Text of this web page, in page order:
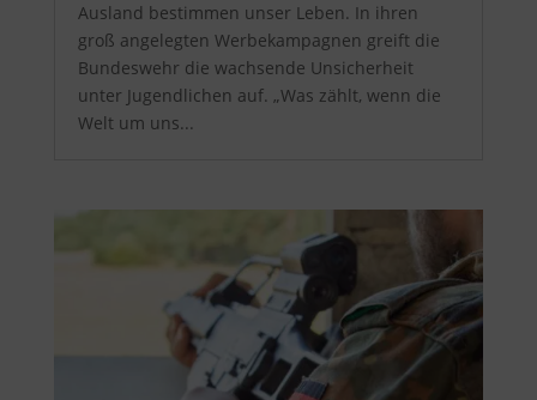
Ausland bestimmen unser Leben. In ihren
groß angelegten Werbekampagnen greift die
Bundeswehr die wachsende Unsicherheit
unter Jugendlichen auf. „Was zählt, wenn die
Welt um uns...